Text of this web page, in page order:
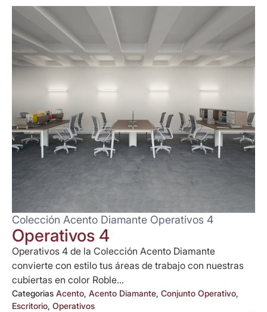
Colección Acento Diamante Operativos 4
Operativos 4
Operativos 4 de la Colección Acento Diamante
convierte con estilo tus áreas de trabajo con nuestras
cubiertas en color Roble...
Categorias Acento, Acento Diamante, Conjunto Operativo,
Escritorio, Operativos